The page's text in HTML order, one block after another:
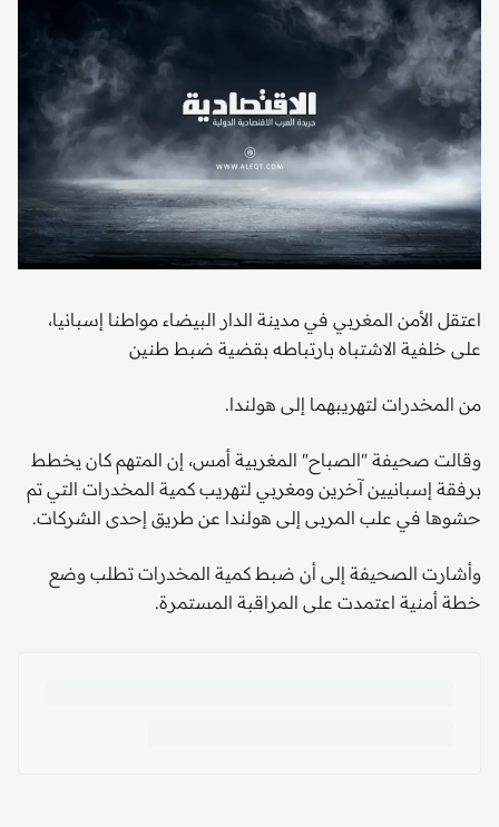
اعتقل الأمن المغربي في مدينة الدار البيضاء مواطنا إسبانيا،
على خلفية الاشتباه بارتباطه بقضية ضبط طنين
من المخدرات لتهريبهما إلى هولندا.
وقالت صحيفة "الصباح" المغربية أمس، إن المتهم كان يخطط
برفقة إسبانيين آخرين ومغربي لتهريب كمية المخدرات التي تم
حشوها في علب المربى إلى هولندا عن طريق إحدى الشركات.
وأشارت الصحيفة إلى أن ضبط كمية المخدرات تطلب وضع
خطة أمنية اعتمدت على المراقبة المستمرة.